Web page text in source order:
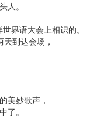
人。
界语大会上相识的。
到达会场，
美妙歌声，
了。